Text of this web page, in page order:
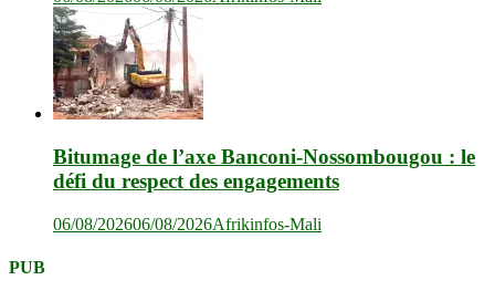
Bitumage de l’axe Banconi-Nossombougou : le
défi du respect des engagements
06/08/202606/08/2026Afrikinfos-Mali
PUB